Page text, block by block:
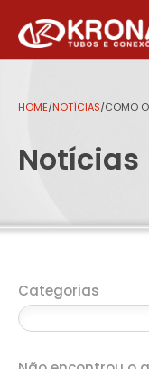
HOME/NOTÍCIAS/COMO
Notícias
Categorias